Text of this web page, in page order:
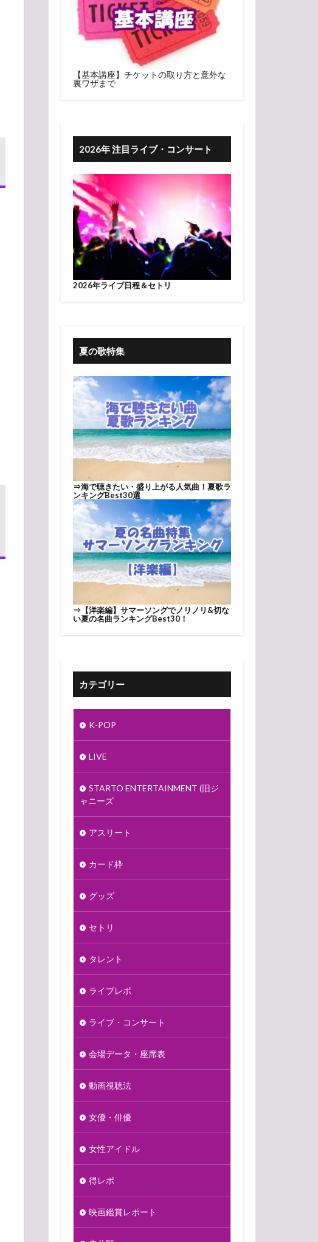
【基本講座】チケットの取り方と意外な
裏ワザまで
2026年 注目ライブ・コンサート
2026年ライブ日程＆セトリ
夏の歌特集
⇒海で聴きたい・盛り上がる人気曲！夏歌ラ
ンキングBest30選
⇒ 【洋楽編】サマーソングでノリノリ&切な
い夏の名曲ランキングBest30！
カテゴリー
K-POP
LIVE
STARTO ENTERTAINMENT (旧ジ
ャニーズ
アスリート
カード枠
グッズ
セトリ
タレント
ライブレポ
ライブ・コンサート
会場データ・座席表
動画視聴法
女優・俳優
女性アイドル
得レポ
映画鑑賞レポート